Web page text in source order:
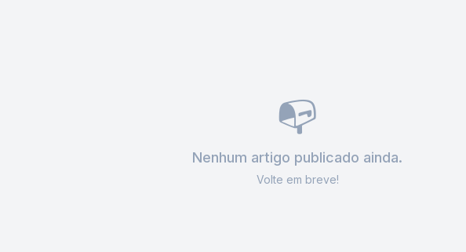
📭
Nenhum artigo publicado ainda.
Volte em breve!